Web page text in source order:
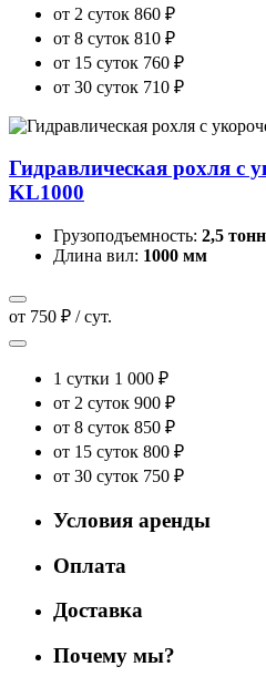
от 2 суток 860 ₽
от 8 суток 810 ₽
от 15 суток 760 ₽
от 30 суток 710 ₽
Гидравлическая рохля с
KL1000
Грузоподъемность: 2,5 тонн
Длина вил: 1000 мм
от 750 ₽ / сут.
1 сутки 1 000 ₽
от 2 суток 900 ₽
от 8 суток 850 ₽
от 15 суток 800 ₽
от 30 суток 750 ₽
Условия аренды
Оплата
Доставка
Почему мы?